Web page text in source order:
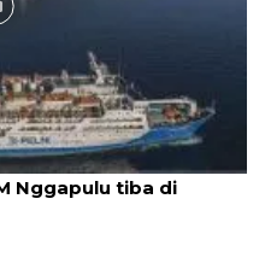
Nggapulu tiba di